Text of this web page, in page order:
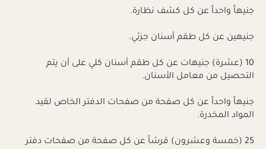
جنيهاً واحداً عن كل كشف نظارة.
جنيهين عن كل طقم أسنان جزئي.
10 (عشرة) جنيهات عن كل طقم أسنان كلي على أن يتم
التحصيل من معامل الأسنان.
جنيهاً واحداً عن كل صفحة من صفحات الدفتر الخاص لقيد
المواد المخدرة.
25 (خمسة وعشرون) قرشاً عن كل صفحة من صفحات دفتر